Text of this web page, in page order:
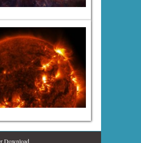
Download